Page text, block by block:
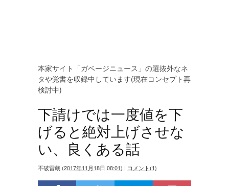
本家サイト「ガベージニュース」の選抜外なネ
タや覚書を収録中しています(現在コンセプト再
検討中)
下請けでは一度値を下
げると絶対上げさせな
い、良くある話
不破雷蔵 (2017年11月18日 08:01) | コメント(1)